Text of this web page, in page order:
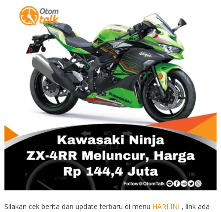
Silakan cek berita dan update terbaru di menu HARI INI , link ada